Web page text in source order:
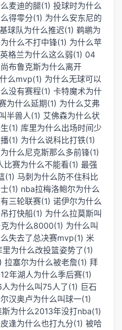
麦迪的腿(1) 投球时为什么
得零分(1) 为什么安东尼的
球队为什么推迟(1) 鹈鹕为
什么不打中锋(1) 为什么苹
英格兰为什么这么弱(1) 04
布鲁克斯为什么离开
么mvp(1) 为什么无球可以
没有赛程(1) 卡特魔术为什
为什么延期(1) 为什么艾弗
半兽人(1) 艾佛森为什么状
(1) 库里为什么出场时间少
(1) 为什么说科比打铁(1)
为什么尼克斯那么多前锋(1)
比赛为什么不能看(1) 最强
(1) 马刺为什么防不住科比
(1) nba拉梅洛鲍尔为什么
三轮联赛(1) 诺伊尔为什么
打快船(1) 为什么拉莫斯叫
为什么8000(1) 为什么叫
失去了总决赛mvp(1) 米
里为什么改投篮姿势了(1)
拉塞尔为什么被老詹(1) 拜
12年湖人为什么季后赛(1)
为什么叫75人了(1) 巨石
汉奥卢为什么叫球一(1)
斯为什么2013年没打nba(1)
皮逢为什么也打九分(1) 被哈